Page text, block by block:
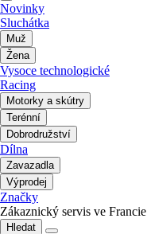
Novinky
Sluchátka
Muž
Žena
Vysoce technologické
Racing
Motorky a skútry
Terénní
Dobrodružství
Dílna
Zavazadla
Výprodej
Značky
Zákaznický servis ve Francie
Hledat